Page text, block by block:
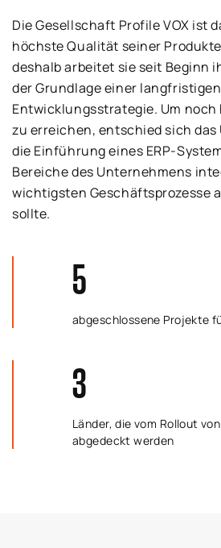
Die Gesellschaft Profile VOX ist
höchste Qualität seiner
deshalb arbeitet sie seit Beginn
der Grundlage einer langfristigen
Entwicklungsstrategie. Um
zu erreichen, entschied sich
die Einführung eines ERP-
Bereiche des Unternehmens
wichtigsten Geschäftsprozesse
sollte.
5
abgeschlossene Projekte
3
Länder, die vom Rollout
abgedeckt werden